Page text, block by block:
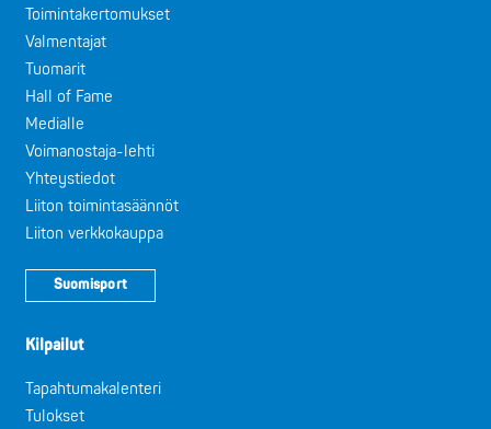
Toimintakertomukset
Valmentajat
Tuomarit
Hall of Fame
Medialle
Voimanostaja-lehti
Yhteystiedot
Liiton toimintasäännöt
Liiton verkkokauppa
Suomisport
Kilpailut
Tapahtumakalenteri
Tulokset